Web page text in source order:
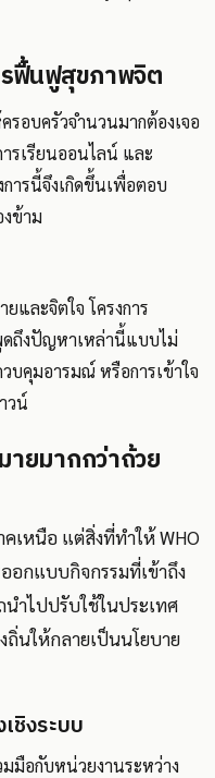
ฟื้นฟูสุขภาพจิต
รอบครัวจำนวนมากต้องเจอ
รเรียนออนไลน์ และ
ารนี้จึงเกิดขึ้นเพื่อตอบ
ข้าม
และจิตใจ โครงการ
ดถึงปัญหาเหล่านี้แบบไม่
วบคุมอารมณ์ หรือการเข้าใจ
วน์
ายมากกว่าถ้วย
เหนือ แต่สิ่งที่ทำให้ WHO
อกแบบกิจกรรมที่เข้าถึง
นำไปปรับใช้ในประเทศ
ถิ่นให้กลายเป็นนโยบาย
ชิงระบบ
มมือกับหน่วยงานระหว่าง